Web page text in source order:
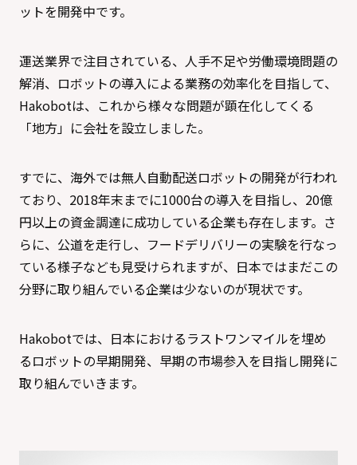
ットを開発中です。
運送業界で注目されている、人手不足や労働環境問題の
解消、ロボットの導入による業務の効率化を目指して、
Hakobotは、これから様々な問題が顕在化してくる
「地方」に会社を設立しました。
すでに、海外では無人自動配送ロボットの開発が行われ
ており、2018年末までに1000台の導入を目指し、20億
円以上の資金調達に成功している企業も存在します。さ
らに、公道を走行し、フードデリバリーの実験を行なっ
ている様子なども見受けられますが、日本ではまだこの
分野に取り組んでいる企業は少ないのが現状です。
Hakobotでは、日本におけるラストワンマイルを埋め
るロボットの早期開発、早期の市場参入を目指し開発に
取り組んでいきます。